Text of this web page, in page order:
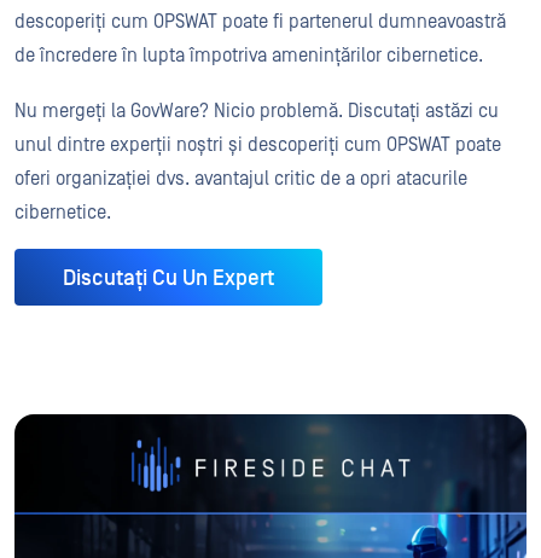
descoperiți cum OPSWAT poate fi partenerul dumneavoastră
de încredere în lupta împotriva amenințărilor cibernetice.
Nu mergeți la GovWare? Nicio problemă. Discutați astăzi cu
unul dintre experții noștri și descoperiți cum OPSWAT poate
oferi organizației dvs. avantajul critic de a opri atacurile
cibernetice.
Discutați Cu Un Expert